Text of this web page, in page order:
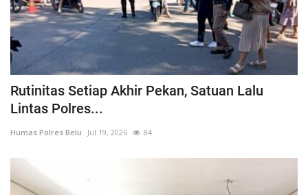
Lantas
Polisi Kita
Mitra Polisi
Giat Ops
Rutinitas Setiap Akhir Pekan, Satuan Lalu
Lintas Polres...
Humas Polres Belu Jul 19, 2026 84